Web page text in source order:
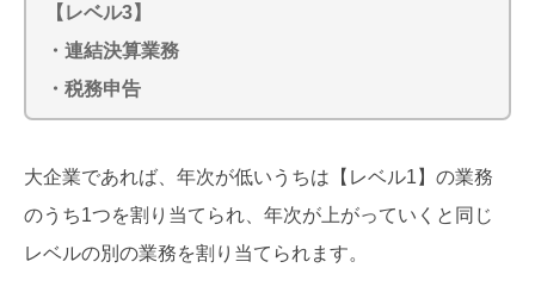
【レベル3】
・連結決算業務
・税務申告
大企業であれば、年次が低いうちは【レベル1】の業務
のうち1つを割り当てられ、年次が上がっていくと同じ
レベルの別の業務を割り当てられます。